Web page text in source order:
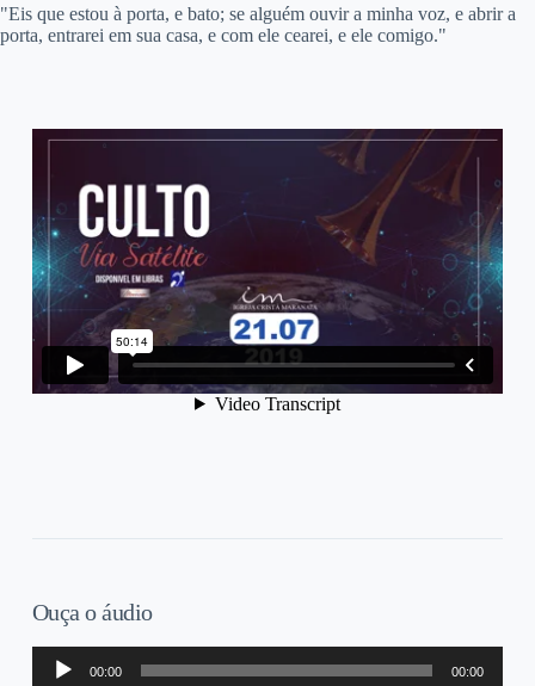
"Eis que estou à porta, e bato; se alguém ouvir a minha voz, e abrir a
porta, entrarei em sua casa, e com ele cearei, e ele comigo."
Ouça o áudio
Tocador
00:00 00:00